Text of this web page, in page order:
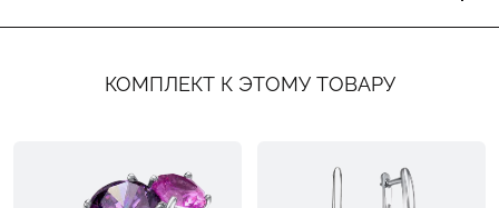
КОМПЛЕКТ К ЭТОМУ ТОВАРУ